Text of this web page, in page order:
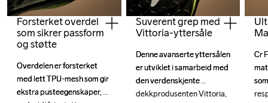
Forsterket overdel
som sikrer passform
og støtte
Overdelen er forsterket
med lett TPU-mesh som gir
ekstra pusteegenskaper,
Overdelen er forsterket
med lett TPU-mesh som gir
ekstra pusteegenskaper,
Suverent grep med
Vittoria-yttersåle
Denne avanserte yttersålen
er utviklet i samarbeid med
den verdenskjente
dekkprodusenten Vittoria,
Denne avanserte yttersålen
er utviklet i samarbeid med
den verdenskjente
dekkprodusenten Vittoria,
Cr
Cr